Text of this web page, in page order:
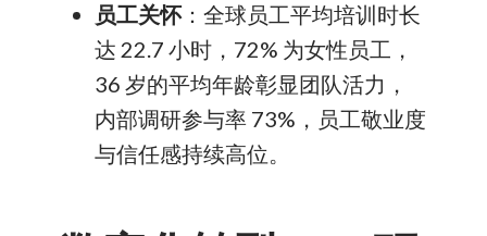
员工关怀：全球员工平均培训时长
达 22.7 小时，72% 为女性员工，
36 岁的平均年龄彰显团队活力，
内部调研参与率 73%，员工敬业度
与信任感持续高位。